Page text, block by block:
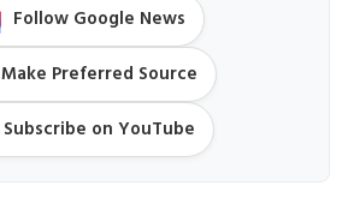
Follow Google News
Make Preferred Source
Subscribe on YouTube